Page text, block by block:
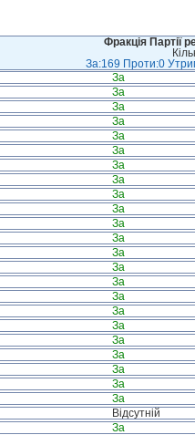
Фракція Партії
За:169 Проти:0
За
За
За
За
За
За
За
За
За
За
За
За
За
За
За
За
За
За
За
За
За
За
За
Відсутній
За